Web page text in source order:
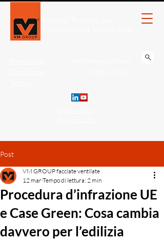
Post
Procedura d’infrazione UE
e Case Green: Cosa cambia
davvero per l’edilizia
VM GROUP facciate ventilate
12 marTempo di lettura: 2 min